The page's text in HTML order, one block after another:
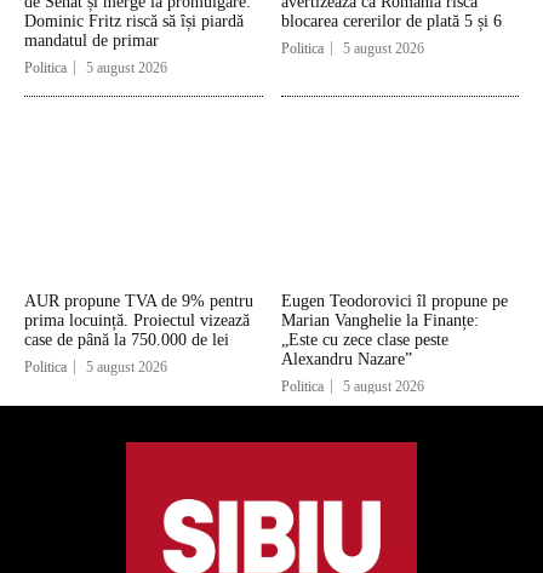
Dominic Fritz riscă să își piardă
mandatul de primar
Politica 5 august 2026
blocarea cererilor de plată 5 și 6
Politica 5 august 2026
AUR propune TVA de 9% pentru
prima locuință. Proiectul vizează
case de până la 750.000 de lei
Politica 5 august 2026
Eugen Teodorovici îl propune pe
Marian Vanghelie la Finanțe:
„Este cu zece clase peste
Alexandru Nazare”
Politica 5 august 2026